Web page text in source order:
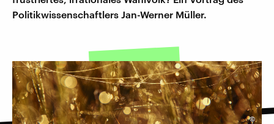
Politikwissenschaftlers Jan-Werner Müller.
©